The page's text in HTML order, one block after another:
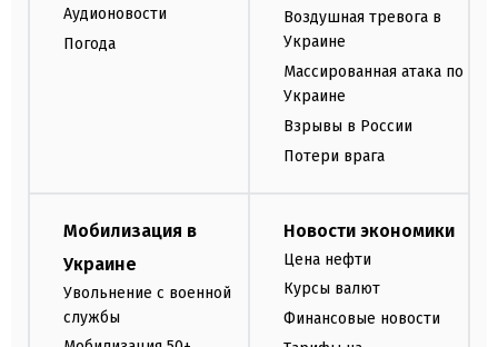
Аудионовости
Погода
Воздушная тревога в
Украине
Массированная атака по
Украине
Взрывы в России
Потери врага
Мобилизация в
Украине
Увольнение с военной
службы
Новости экономики
Цена нефти
Курсы валют
Финансовые новости